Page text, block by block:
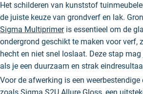
Het schilderen van kunststof
de juiste keuze van grondverf en lak.
Sigma Multiprimeris essentieel om de
ondergrond geschikt te maken voor verf,
hecht en niet snel loslaat. Deze stap
als je een duurzaam en strak
Voor de afwerking is een